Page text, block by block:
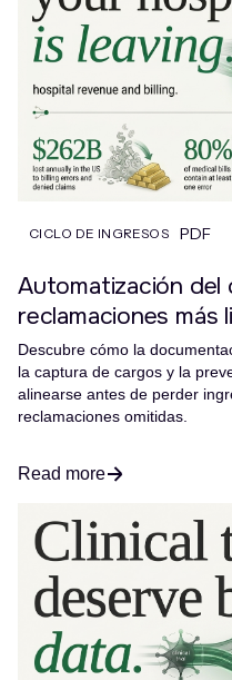
CICLO DE INGRESOS PDF
Automatización del
reclamaciones más
Descubre cómo la
la captura de cargos y la
alinearse antes de perder
reclamaciones omitidas.
Read more